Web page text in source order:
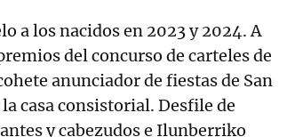
a los nacidos en 2023 y 2024. A
del concurso de carteles de
anunciador de fiestas de San
casa consistorial. Desfile de
y cabezudos e Ilunberriko